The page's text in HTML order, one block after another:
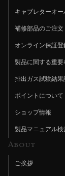
キャブレターオ
補修部品のご注文
オンライン保証登
製品に関する重
排出ガス試験結
ポイントについて
ショップ情報
製品マニュアル検
About
ご挨拶